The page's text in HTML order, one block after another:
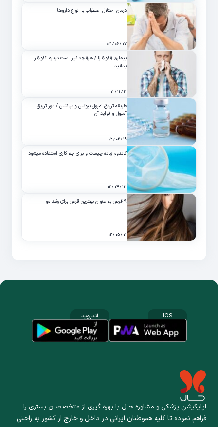
درمان اختلال اضطراب با انواع داروها
۰۷ / ۰۶ / ۰۳
بیماری آنفولانزا / هرآنچه نیاز است درباره آنفولانزا
بدانید
۱۱ / ۱۱ / ۰۱
طریقه تزریق آمپول بیوتین و بپانتین / دوز تزریق
آمپول و فواید آن
۱۹ / ۰۲ / ۰۲
کاندوم زنانه چیست و برای چه کاری استفاده میشود
۱۳ / ۰۴ / ۰۲
۹ قرص به عنوان بهترین قرص برای رشد مو
۰۱ / ۰۵ / ۰۲
اپلیکیشن پزشکی و مشاوره حال با بهره گیری از متخصصان بستری را
فراهم نموده تا کلیه هموطنان ایرانی در داخل و خارج از کشور به راحتی
IOS اندروید